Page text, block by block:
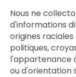
Nous ne
d'informations
origines raciales
politiques,
l'appartenance
ou d'orientation